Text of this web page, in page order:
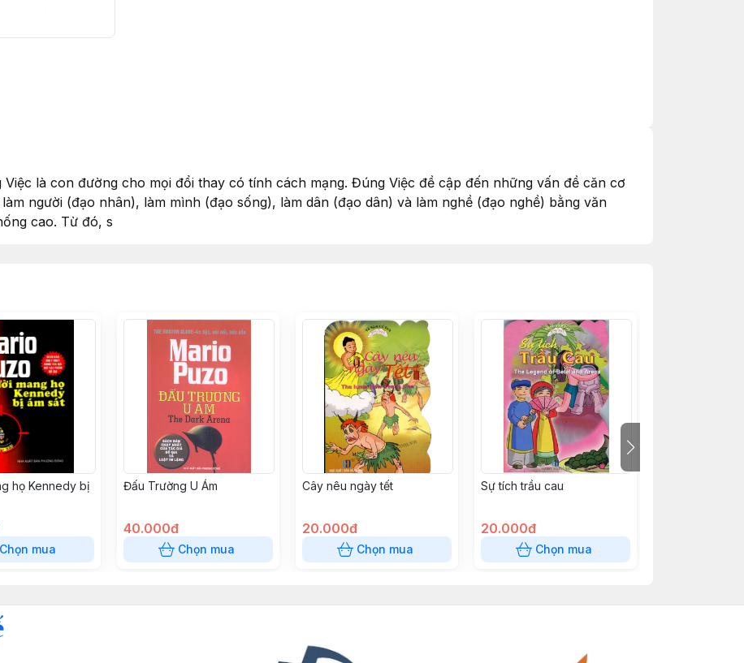
là con đường cho mọi đổi thay có tính cách mạng. Đúng Việc đề cập đến những vấn đề căn cơ
người (đạo nhân), làm mình (đạo sống), làm dân (đạo dân) và làm nghề (đạo nghề) bằng văn
cao. Từ đó, s
họ Kennedy bị
Chọn mua
Đấu Trường U Ám
40.000đ
Chọn mua
Cây nêu ngày tết
20.000đ
Chọn mua
Sự tích trầu cau
20.000đ
Chọn mua